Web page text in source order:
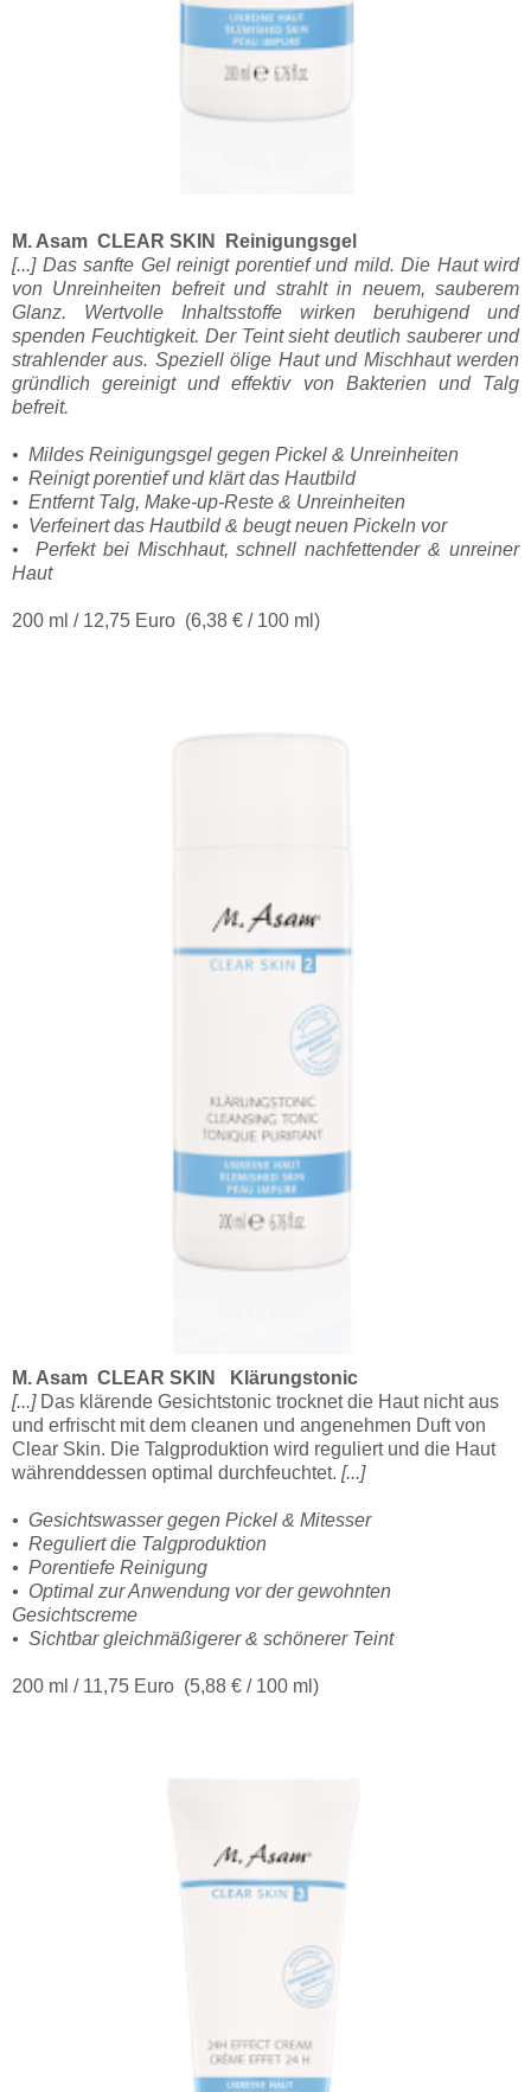
M. Asam CLEAR SKIN Reinigungsgel
[...] Das sanfte Gel reinigt porentief und mild. Die Haut wird
von Unreinheiten befreit und strahlt in neuem, sauberem
Glanz. Wertvolle Inhaltsstoffe wirken beruhigend und
spenden Feuchtigkeit. Der Teint sieht deutlich sauberer und
strahlender aus. Speziell ölige Haut und Mischhaut werden
gründlich gereinigt und effektiv von Bakterien und Talg
befreit.
• Mildes Reinigungsgel gegen Pickel & Unreinheiten
• Reinigt porentief und klärt das Hautbild
• Entfernt Talg, Make-up-Reste & Unreinheiten
• Verfeinert das Hautbild & beugt neuen Pickeln vor
• Perfekt bei Mischhaut, schnell nachfettender & unreiner
Haut
200 ml / 12,75 Euro (6,38 € / 100 ml)
M. Asam CLEAR SKIN Klärungstonic
[...] Das klärende Gesichtstonic trocknet die Haut nicht aus
und erfrischt mit dem cleanen und angenehmen Duft von
Clear Skin. Die Talgproduktion wird reguliert und die Haut
währenddessen optimal durchfeuchtet. [...]
• Gesichtswasser gegen Pickel & Mitesser
• Reguliert die Talgproduktion
• Porentiefe Reinigung
• Optimal zur Anwendung vor der gewohnten
Gesichtscreme
• Sichtbar gleichmäßigerer & schönerer Teint
200 ml / 11,75 Euro (5,88 € / 100 ml)